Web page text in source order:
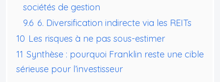
sociétés de gestion
9.6 6. Diversification indirecte via les REITs
10 Les risques à ne pas sous-estimer
11 Synthèse : pourquoi Franklin reste une cible
sérieuse pour l’investisseur